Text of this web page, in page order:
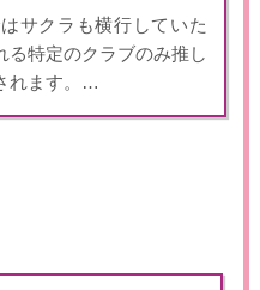
サクラも横行していた
る特定のクラブのみ推し
れます。…